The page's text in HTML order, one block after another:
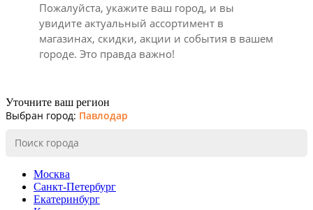
Пожалуйста, укажите ваш город, и вы
увидите актуальный ассортимент в
магазинах, скидки, акции и события в вашем
городе. Это правда важно!
Уточните ваш регион
Выбран город: Павлодар
Москва
Санкт-Петербург
Екатеринбург